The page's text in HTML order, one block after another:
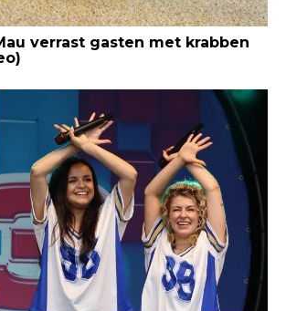
verrast gasten met krabben